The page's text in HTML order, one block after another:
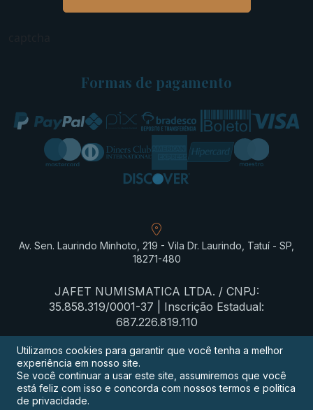
Formas de pagamento
Av. Sen. Laurindo Minhoto, 219 - Vila Dr. Laurindo, Tatuí - SP,
18271-480
JAFET NUMISMATICA LTDA. / CNPJ:
35.858.319/0001-37 | Inscrição Estadual:
687.226.819.110
Termos de privacidade
Utilizamos cookies para garantir que você tenha a melhor
experiência em nosso site.
Se você continuar a usar este site, assumiremos que você
está feliz com isso e concorda com nossos termos e politica
de privacidade.